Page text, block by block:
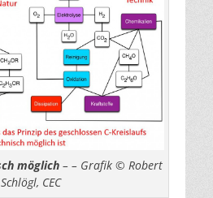
möglich– – Grafik © Robert
Schlögl, CEC